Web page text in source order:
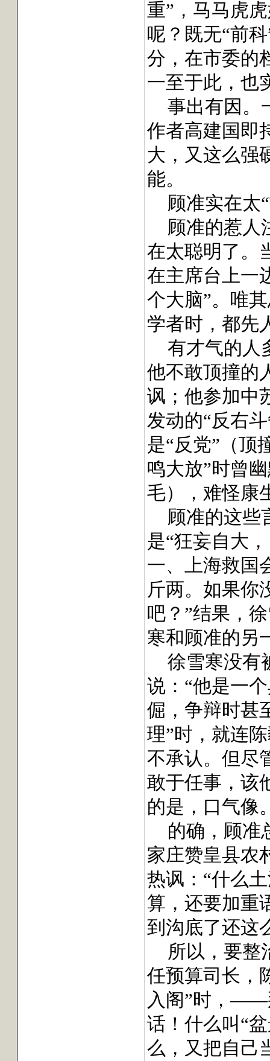
重”，马马虎
呢？既无“前
分，在市委的
一至于此，也
事出有因。
作者高建国即
大，又这么强
能。
顾准实在太
顾准的惹人
在太聪明了。
在主席台上一
个大脑”。唯
学者时，都先
有才气的人
他不敢顶撞的
讽；他参加中
发动的“反右
是“反党”（顶
鸣大放”时曾
毛），难怪康
顾准的这些
是“狂妄自大
一、上海救国
斤两。如果你
吧？”结果，
寒和顾准的另
徐雪寒没有
说：“他是一
倔，争辩时甚
理”时，就连
不承认。但尽
敢于任事，该
的是，口气像
的确，顾准
家庄赞皇县农
热讽：“什么
算，还要加重
到沟底了还这
所以，要整
任预算司长，
入阁”时，——
话！什么叫“
么，又把自己